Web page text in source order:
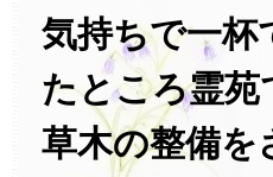
気持ちで一杯
たところ霊苑
草木の整備を